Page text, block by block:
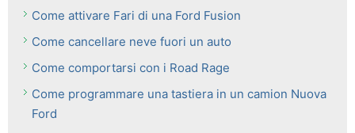
Come attivare Fari di una Ford Fusion
Come cancellare neve fuori un auto
Come comportarsi con i Road Rage
Come programmare una tastiera in un camion Nuova
Ford